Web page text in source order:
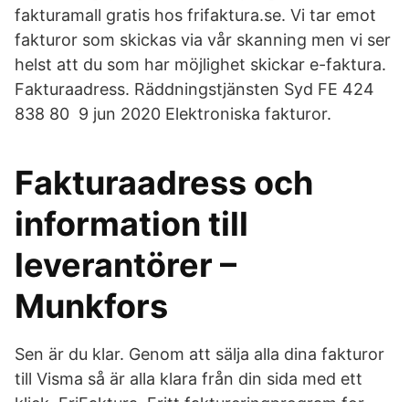
fakturamall gratis hos frifaktura.se. Vi tar emot
fakturor som skickas via vår skanning men vi ser
helst att du som har möjlighet skickar e-faktura.
Fakturaadress. Räddningstjänsten Syd FE 424
838 80 9 jun 2020 Elektroniska fakturor.
Fakturaadress och
information till
leverantörer –
Munkfors
Sen är du klar. Genom att sälja alla dina fakturor
till Visma så är alla klara från din sida med ett